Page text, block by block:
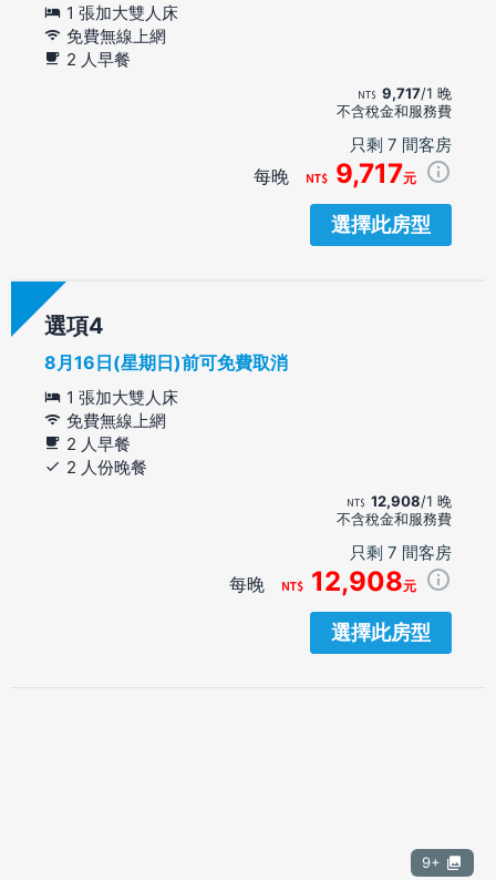
1 張加大雙人床
免費無線上網
2 人早餐
9,717/1 晚
不含稅金和服務費
只剩 7 間客房
每晚 9,717元
選擇此房型
選項
8月16日(星期日)前可免費取消
1 張加大雙人床
免費無線上網
2 人早餐
2 人份晚餐
12,908/1 晚
不含稅金和服務費
只剩 7 間客房
每晚 12,908元
選擇此房型
9+